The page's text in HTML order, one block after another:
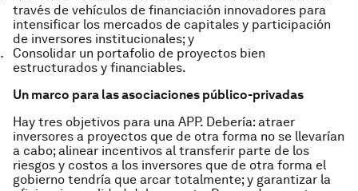
través de vehículos de financiación innovadores para
intensificar los mercados de capitales y participación
de inversores institucionales; y
Consolidar un portafolio de proyectos bien
estructurados y financiables.
Un marco para las asociaciones público-privadas
Hay tres objetivos para una APP. Debería: atraer
inversores a proyectos que de otra forma no se llevarían
a cabo; alinear incentivos al transferir parte de los
riesgos y costos a los inversores que de otra forma el
gobierno tendría que arcar totalmente; y garantizar la